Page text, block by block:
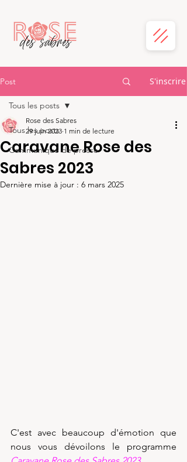
Post S'inscrire
Tous les posts
Communiqué de presse
Tous les posts
Caravane Rose des
Sabres 2023
Rose des Sabres
29 juin 2023 1 min de lecture
Dernière mise à jour : 6 mars 2025
C'est avec beaucoup d'émotion que